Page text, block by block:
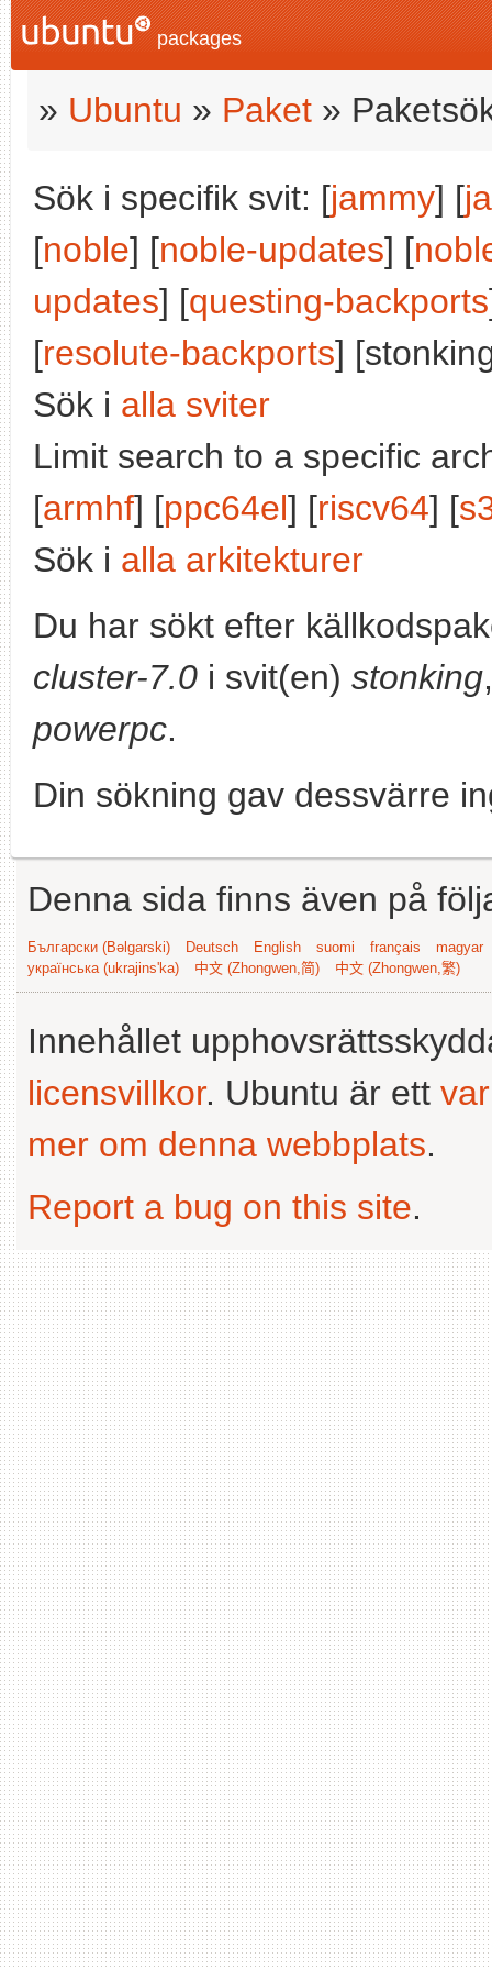
packages
» Ubuntu » Paket »
Sök i specifik svit: [jammy] [
[noble] [noble-updates] [
updates] [questing-backports
[resolute-backports]
Sök i alla sviter
Limit search to a specific
[armhf] [ppc64el] [riscv64] [
Sök i alla arkitekturer
Du har sökt efter
cluster-7.0 i svit(en) stonking
powerpc.
Din sökning gav dessvärre
Denna sida finns även på
Български (Bəlgarski) Deutsch English suomi français
magyar
українська (ukrajins'ka)
中文 (Zhongwen,简) 中文 (Zhongwen,繁)
Innehållet
licensvillkor. Ubuntu är ett
mer om denna webbplats.
Report a bug on this site.